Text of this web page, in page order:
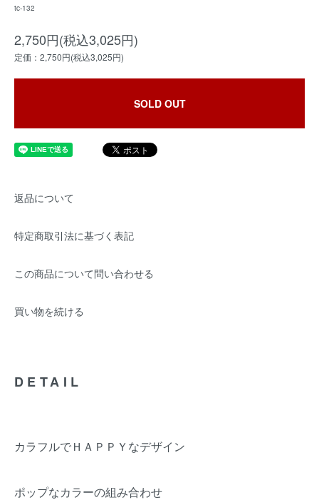
tc-132
2,750円(税込3,025円)
定価：2,750円(税込3,025円)
SOLD OUT
返品について
特定商取引法に基づく表記
この商品について問い合わせる
買い物を続ける
DETAIL
カラフルでＨＡＰＰＹなデザイン
ポップなカラーの組み合わせ